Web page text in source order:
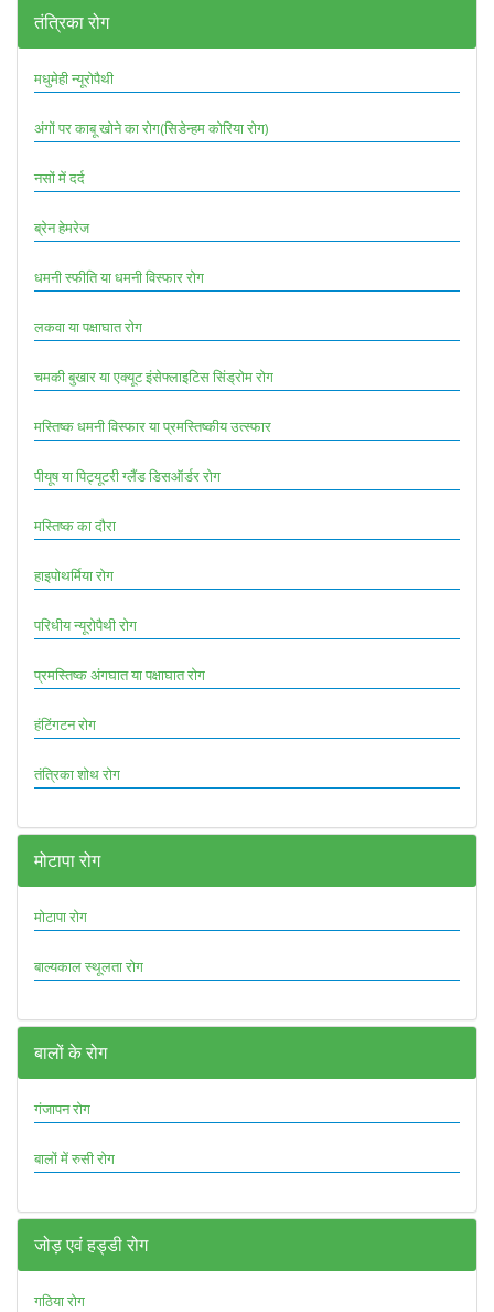
तंत्रिका रोग
मधुमेही न्यूरोपैथी
अंगों पर काबू खोने का रोग(सिडेन्हम कोरिया रोग)
नसों में दर्द
ब्रेन हेमरेज
धमनी स्फीति या धमनी विस्फार रोग
लकवा या पक्षाघात रोग
चमकी बुखार या एक्यूट इंसेफ्लाइटिस सिंड्रोम रोग
मस्तिष्क धमनी विस्फार या प्रमस्तिष्कीय उत्स्फार
पीयूष या पिट्यूटरी ग्लैंड डिसऑर्डर रोग
मस्तिष्क का दौरा
हाइपोथर्मिया रोग
परिधीय न्यूरोपैथी रोग
प्रमस्तिष्क अंगघात या पक्षाघात रोग
हंटिंगटन रोग
तंत्रिका शोथ रोग
मोटापा रोग
मोटापा रोग
बाल्यकाल स्थूलता रोग
बालों के रोग
गंजापन रोग
बालों में रुसी रोग
जोड़ एवं हड्डी रोग
गठिया रोग